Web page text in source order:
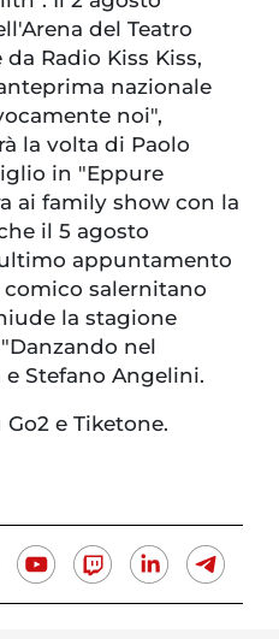
del Teatro
Radio Kiss Kiss,
nazionale
noi",
la volta di Paolo
in "Eppure
ai family show con la
il 5 agosto
appuntamento
salernitano
la stagione
nel
Stefano Angelini.
e Tiketone.